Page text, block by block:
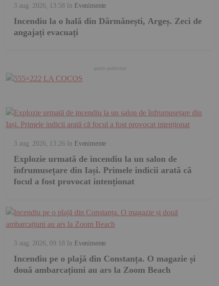
3 aug. 2026, 13:58 în Evenimente
Incendiu la o hală din Dârmănești, Argeș. Zeci de
angajați evacuați
3 aug. 2026, 13:26 în Evenimente
Explozie urmată de incendiu la un salon de
înfrumusețare din Iași. Primele indicii arată că
focul a fost provocat intenționat
3 aug. 2026, 09:18 în Evenimente
Incendiu pe o plajă din Constanța. O magazie și
două ambarcațiuni au ars la Zoom Beach